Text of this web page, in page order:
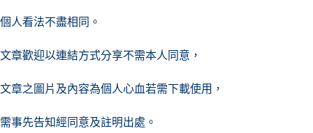
個人看法不盡相同。
文章歡迎以連結方式分享不需本人同意，
文章之圖片及內容為個人心血若需下載使用，
需事先告知經同意及註明出處。